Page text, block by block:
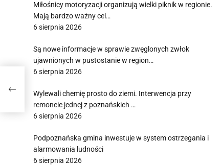
Miłośnicy motoryzacji organizują wielki piknik w regionie.
Mają bardzo ważny cel…
6 sierpnia 2026
Są nowe informacje w sprawie zwęglonych zwłok
ujawnionych w pustostanie w region…
6 sierpnia 2026
Wylewali chemię prosto do ziemi. Interwencja przy
remoncie jednej z poznańskich …
6 sierpnia 2026
Podpoznańska gmina inwestuje w system ostrzegania i
alarmowania ludności
6 sierpnia 2026